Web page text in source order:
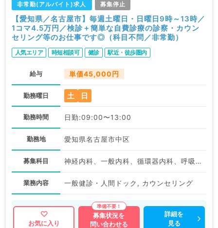
非常勤(アルバイト)求人 募集停止
【愛知県／名古屋市】毎週土曜日・日曜日9時～13時／
1コマ4.5万円／検診＋簡単な自費診療の診察・カウン
セリング等のお仕事です◎（科目不問／非常勤）
人気エリア 時短相談可 健診 駅近・徒歩圏内
給与 単価45,000円
勤務曜日 土 日
勤務時間 日勤:09:00〜13:00
勤務地 愛知県名古屋市中区
募集科目 神経内科、一般内科、循環器内科、呼吸器内科、消化器内科、内分泌・代謝内科、腎臓内科、老年内科、血液内科、美容皮膚科、健診・人間ドック、膠原病科
業務内容 一般健診・人間ドック, カウンセリング
お気に入り
募集状況を
問い合わせる
詳細を
見る